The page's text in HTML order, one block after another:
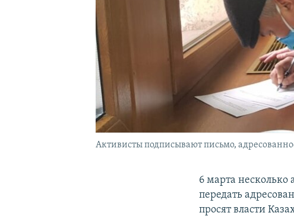
Активисты подписывают письмо,
6 марта несколько
передать
просят власти